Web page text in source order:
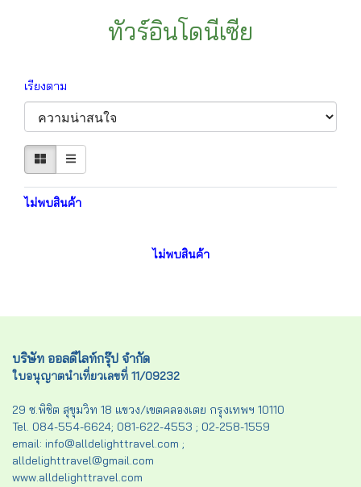
ทัวร์อินโดนีเซีย
เรียงตาม
ไม่พบสินค้า
ไม่พบสินค้า
บริษัท ออลดีไลท์กรุ๊ป จำกัด
ใบอนุญาตนำเที่ยวเลขที่ 11/09232
29 ซ.พิชิต สุขุมวิท 18 แขวง/เขตคลองเตย กรุงเทพฯ 10110
Tel. 084-554-6624; 081-622-4553 ; 02-258-1559
email: info@alldelighttravel.com ;
alldelighttravel@gmail.com
www.alldelighttravel.com